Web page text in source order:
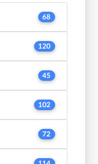
68
120
45
102
72